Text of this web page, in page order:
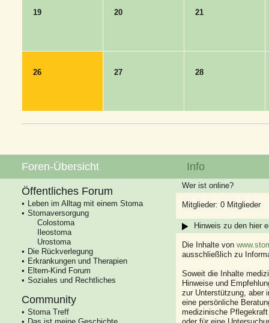
19 20 21
26 27 28
Foren-Übersicht
Öffentliches Forum
Leben im Alltag mit einem Stoma
Stomaversorgung
Colostoma
Ileostoma
Urostoma
Die Rückverlegung
Erkrankungen und Therapien
Eltern-Kind Forum
Soziales und Rechtliches
Community
Stoma Treff
Info
Wer ist online?
Mitglieder: 0 Mitglieder
Hinweis zu den hier
Die Inhalte von
ausschließlich zu
Soweit die Inhalte
Hinweise und
zur Unterstützung, aber
eine persönliche
medizinische